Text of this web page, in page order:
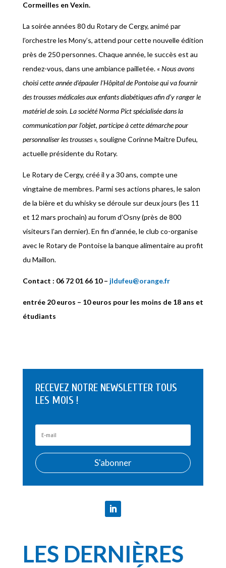
Cormeilles en Vexin.
La soirée années 80 du Rotary de Cergy, animé par
l’orchestre les Mony’s, attend pour cette nouvelle édition
près de 250 personnes. Chaque année, le succès est au
rendez-vous, dans une ambiance pailletée. « Nous avons
choisi cette année d’épauler l’Hôpital de Pontoise qui va fournir
des trousses médicales aux enfants diabétiques afin d’y ranger le
matériel de soin. La société Norma Pict spécialisée dans la
communication par l’objet, participe à cette démarche pour
personnaliser les trousses », souligne Corinne Maitre Dufeu,
actuelle présidente du Rotary.
Le Rotary de Cergy, créé il y a 30 ans, compte une
vingtaine de membres. Parmi ses actions phares, le salon
de la bière et du whisky se déroule sur deux jours (les 11
et 12 mars prochain) au forum d’Osny (près de 800
visiteurs l’an dernier). En fin d’année, le club co-organise
avec le Rotary de Pontoise la banque alimentaire au profit
du Maillon.
Contact : 06 72 01 66 10 – jldufeu@orange.fr
entrée 20 euros – 10 euros pour les moins de 18 ans et
étudiants
RECEVEZ NOTRE NEWSLETTER TOUS
LES MOIS !
S'abonner
LES DERNIÈRES